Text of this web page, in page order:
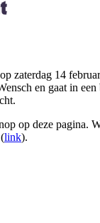
zaterdag 14
en gaat in een
op deze pagina.
link).